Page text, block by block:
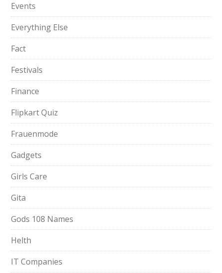
Events
Everything Else
Fact
Festivals
Finance
Flipkart Quiz
Frauenmode
Gadgets
Girls Care
Gita
Gods 108 Names
Helth
IT Companies